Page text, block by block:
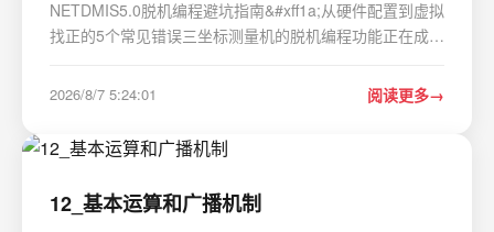
NETDMIS5.0脱机编程避坑指南&#xff1a;从硬件配置到虚拟
找正的5个常见错误三坐标测量机的脱机编程功能正在成为
件&#xff0c;其脱机编程模块允许工程师在不占用实际设备的
2026/8/7 5:24:01 阅读更多
12_基本运算和广播机制